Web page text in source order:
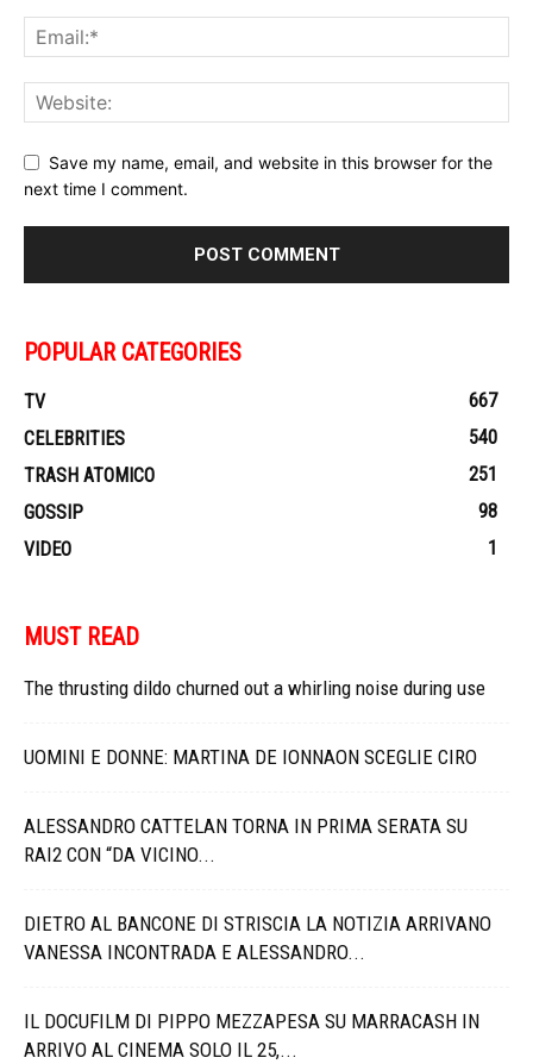
Save my name, email, and website in this browser for the
next time I comment.
POPULAR CATEGORIES
TV
667
CELEBRITIES
540
TRASH ATOMICO
251
GOSSIP
98
VIDEO
1
MUST READ
The thrusting dildo churned out a whirling noise during use
UOMINI E DONNE: MARTINA DE IONNAON SCEGLIE CIRO
ALESSANDRO CATTELAN TORNA IN PRIMA SERATA SU
RAI2 CON “DA VICINO...
DIETRO AL BANCONE DI STRISCIA LA NOTIZIA ARRIVANO
VANESSA INCONTRADA E ALESSANDRO...
IL DOCUFILM DI PIPPO MEZZAPESA SU MARRACASH IN
ARRIVO AL CINEMA SOLO IL 25,...